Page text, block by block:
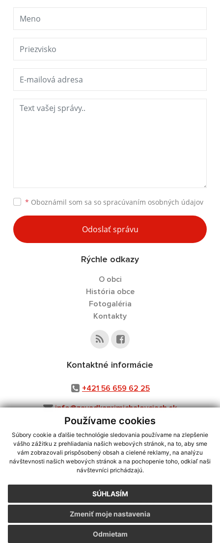
Používame cookies
Súbory cookie a ďalšie technológie sledovania používame na zlepšenie
vášho zážitku z prehliadania našich webových stránok, na to, aby sme
vám zobrazovali prispôsobený obsah a cielené reklamy, na analýzu
návštevnosti našich webových stránok a na pochopenie toho, odkiaľ naši
návštevníci prichádzajú.
SÚHLASÍM
Odmietam
Zmeniť moje nastavenia
* Oboznámil som sa so spracúvaním osobných údajov
Odoslať správu
Rýchle odkazy
O obci
História obce
Fotogaléria
Kontakty
Kontaktné informácie
+421 56 659 62 25
info@zavadkaprimichalovciach.sk
využite možnosť získavania aktuálnych informácií s využitím RSS
CMS systém (redakčný) systém ECHELON 2,Mapa stránok,web portál
webex.digital, s.r.o.,domény,registrácia domény
Posledná aktualizácia:03.08.2026
Vytlačiť stránku|Vyhlásenie o prístupnosti